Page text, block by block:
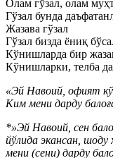
Олам гўзал, олам
Гўзал бунда
Жазава гўзал
Гўзал бизда ёниқ
Кўнишларда бир
Кўнишларки, телба
«Эй Навоий, офият
Ким мени дарду
*»Эй Навоий, сен
йўлида экансан, шоду
мени (сени) дарду